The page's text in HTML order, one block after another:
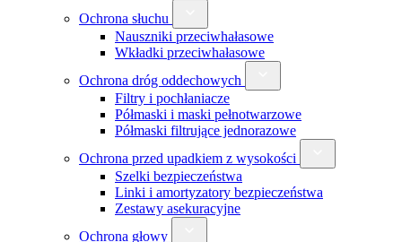
Ochrona słuchu
Nauszniki przeciwhałasowe
Wkładki przeciwhałasowe
Ochrona dróg oddechowych
Filtry i pochłaniacze
Półmaski i maski pełnotwarzowe
Półmaski filtrujące jednorazowe
Ochrona przed upadkiem z wysokości
Szelki bezpieczeństwa
Linki i amortyzatory bezpieczeństwa
Zestawy asekuracyjne
Ochrona głowy